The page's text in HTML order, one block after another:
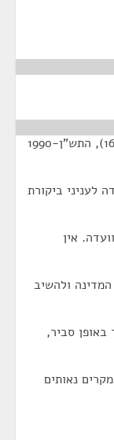
על סדר היום חוק מבקר המדינה (תיקון מס' 16), התש"ן-1990
לעניני ביקורת
אין
המדינה ולהשיב
באופן סביר,
נאותים